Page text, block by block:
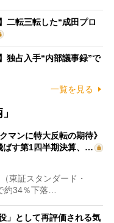
二転三転した“成田プロ
独占入手“内部議事録”で
一覧を見る
マンに特大反転の期待》
ばす第1四半期決算、…
東証スタンダード・
約34％下落…
」として再評価される気